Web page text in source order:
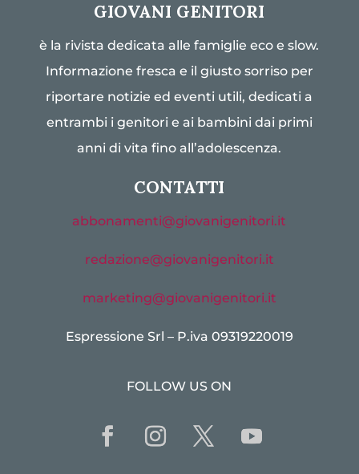
GIOVANI GENITORI
è la rivista dedicata alle famiglie eco e slow.
Informazione fresca e il giusto sorriso per
riportare notizie ed eventi utili, dedicati a
entrambi i genitori e ai bambini dai primi
anni di vita fino all’adolescenza.
CONTATTI
abbonamenti@giovanigenitori.it
redazione@giovanigenitori.it
marketing@giovanigenitori.it
Espressione Srl – P.iva 09319220019
FOLLOW US ON